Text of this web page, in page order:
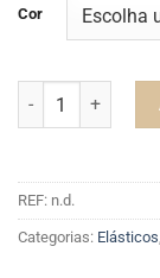
Cor
Quantidade de
REF: n.d.
Categorias: Elásticos,